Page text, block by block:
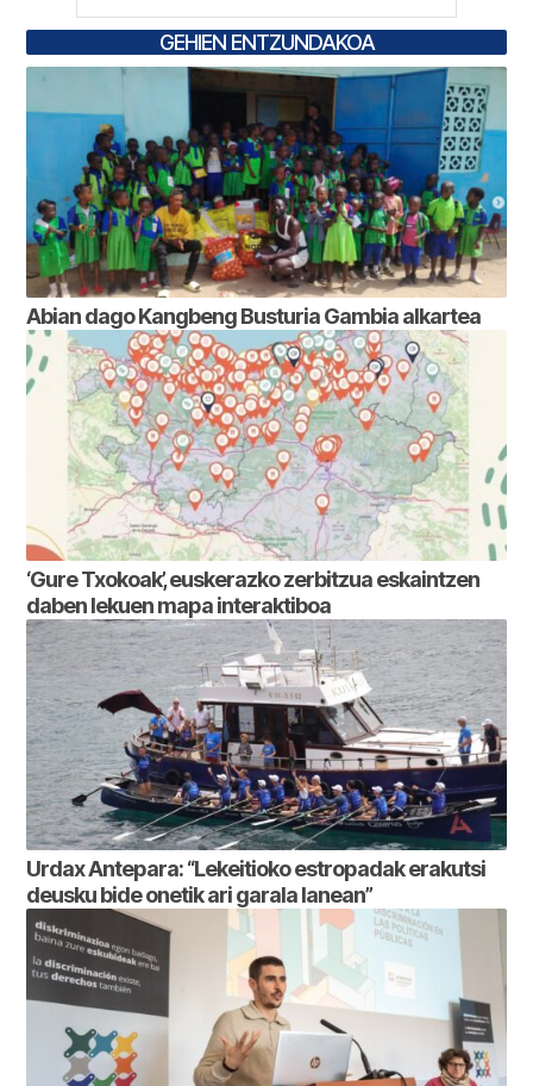
GEHIEN ENTZUNDAKOA
Abian dago Kangbeng Busturia Gambia alkartea
‘Gure Txokoak’, euskerazko zerbitzua eskaintzen
daben lekuen mapa interaktiboa
Urdax Antepara: “Lekeitioko estropadak erakutsi
deusku bide onetik ari garala lanean”